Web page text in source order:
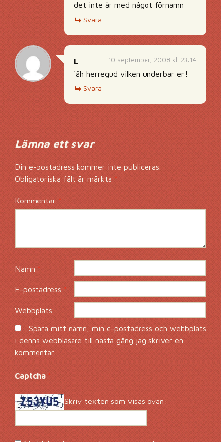
det inte är med något förnamn
Svara
10 september, 2008 kl. 23:14
L
´åh herregud vilken underbar en!
Svara
Lämna ett svar
Din e-postadress kommer inte publiceras.
Obligatoriska fält är märkta*
Kommentar*
Namn *
E-postadress*
Webbplats
Spara mitt namn, min e-postadress och webbplats
i denna webbläsare till nästa gång jag skriver en
kommentar.
Captcha*
Skriv texten som visas ovan: